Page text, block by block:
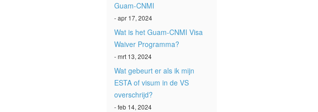
Guam-CNMI
- apr 17, 2024
Wat is het Guam-CNMI Visa
Waiver Programma?
- mrt 13, 2024
Wat gebeurt er als ik mijn
ESTA of visum in de VS
overschrijd?
- feb 14, 2024